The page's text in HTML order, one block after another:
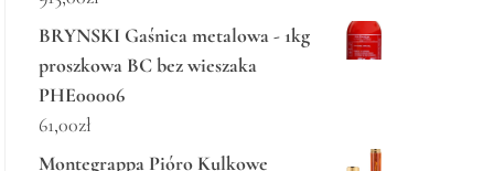
BRYNSKI Gaśnica metalowa - 1kg
proszkowa BC bez wieszaka
PHE00006
61,00zł
Montegrappa Pióro Kulkowe